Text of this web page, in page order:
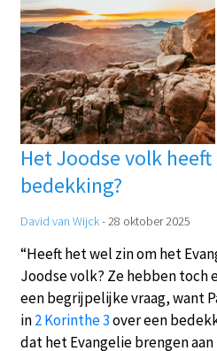
Het Joodse volk
bedekking?
David van Wijck-28 oktober 2025
“Heeft het wel zin om het
Joodse volk? Ze hebben toch
een begrijpelijke vraag, want
in2 Korinthe 3over een
dat het Evangelie brengen